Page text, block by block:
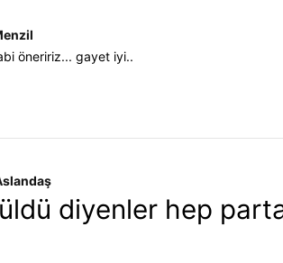
öneririz... gayet iyi..
diyenler hep